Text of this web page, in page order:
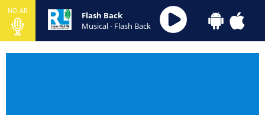
NO AR
Flash Back
Musical - Flash Back